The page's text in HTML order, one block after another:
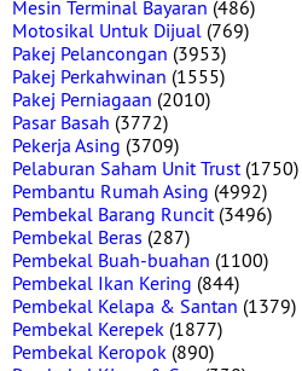
Mesin Terminal Bayaran (486)
Motosikal Untuk Dijual (769)
Pakej Pelancongan (3953)
Pakej Perkahwinan (1555)
Pakej Perniagaan (2010)
Pasar Basah (3772)
Pekerja Asing (3709)
Pelaburan Saham Unit Trust(1750)
Pembantu Rumah Asing (4992)
Pembekal Barang Runcit(3496)
Pembekal Beras (287)
Pembekal Buah-buahan (1100)
Pembekal Ikan Kering (844)
Pembekal Kelapa & Santan (1379)
Pembekal Kerepek (1877)
Pembekal Keropok (890)